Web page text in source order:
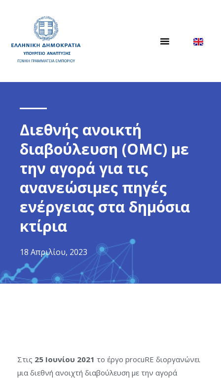
Διεθνής ανοικτή
διαβούλευση (OMC) με
την αγορά για τις
ανανεώσιμες πηγές
ενέργειας στα δημόσια
κτίρια
18 Απριλίου, 2023
Στις 25 Ιουνίου 2021 το έργο procuRE διοργανώνει
μια διεθνή ανοιχτή διαβούλευση με την αγορά